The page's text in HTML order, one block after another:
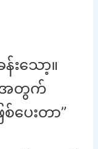
သော့။
အတွက်
ပေးတာ”